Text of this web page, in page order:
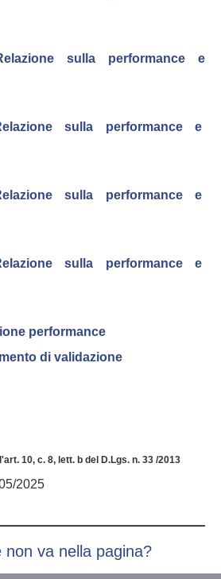
sulla performance e
sulla performance e
sulla performance e
sulla performance e
performance
di validazione
10, c. 8, lett. b del D.Lgs. n. 33 /2013
2025
non va nella pagina?